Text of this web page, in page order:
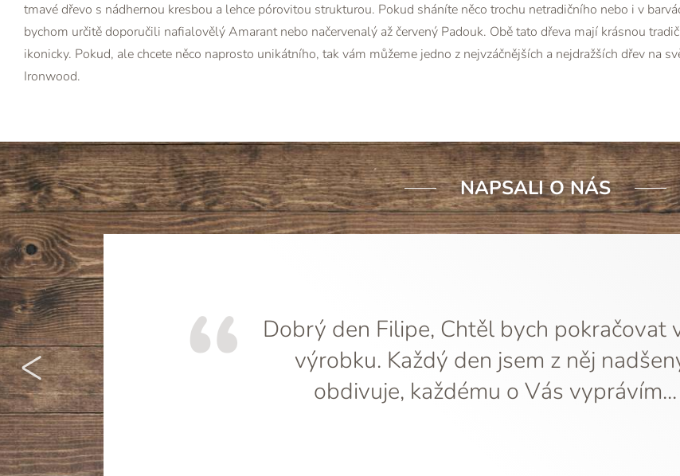
tmavé dřevo s nádhernou kresbou a lehce pórovitou strukturou. Pokud sháníte něco trochu netradičního nebo i v
bychom určitě doporučili nafialovělý Amarant nebo načervenalý až červený Padouk. Obě tato dřeva mají krásnou
ikonicky. Pokud, ale chcete něco naprosto unikátního, tak vám můžeme jedno z nejvzáčnějších a nejdražších dřev na
Ironwood.
NAPSALI O NÁS
Dobrý den Filipe, Chtěl bych pokračovat
výrobku. Každý den jsem z něj
obdivuje, každému o Vás vyprávím...
<